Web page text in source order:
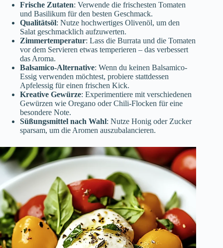
Frische Zutaten: Verwende die frischesten Tomaten
und Basilikum für den besten Geschmack.
Qualitätsöl: Nutze hochwertiges Olivenöl, um den
Salat geschmacklich aufzuwerten.
Zimmertemperatur: Lass die Burrata und die Tomaten
vor dem Servieren etwas temperieren – das verbessert
das Aroma.
Balsamico-Alternative: Wenn du keinen Balsamico-
Essig verwenden möchtest, probiere stattdessen
Apfelessig für einen frischen Kick.
Kreative Gewürze: Experimentiere mit verschiedenen
Gewürzen wie Oregano oder Chili-Flocken für eine
besondere Note.
Süßungsmittel nach Wahl: Nutze Honig oder Zucker
sparsam, um die Aromen auszubalancieren.